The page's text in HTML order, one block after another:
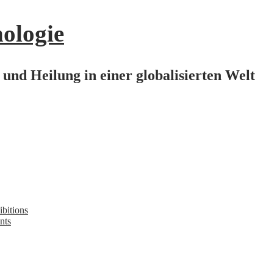
Heilung in einer globalisierten Welt